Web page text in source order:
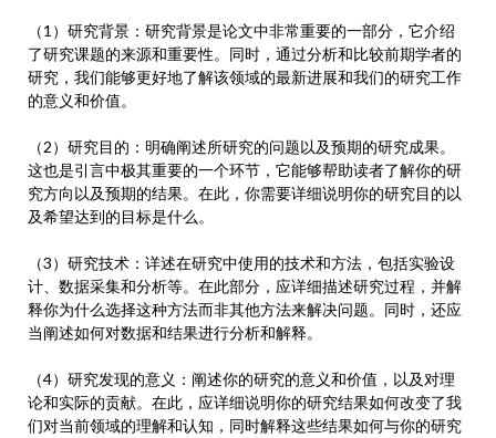
（1）研究背景：研究背景是论文中非常重要的一部分，它介绍
了研究课题的来源和重要性。同时，通过分析和比较前期学者的
研究，我们能够更好地了解该领域的最新进展和我们的研究工作
的意义和价值。
（2）研究目的：明确阐述所研究的问题以及预期的研究成果。
这也是引言中极其重要的一个环节，它能够帮助读者了解你的研
究方向以及预期的结果。在此，你需要详细说明你的研究目的以
及希望达到的目标是什么。
（3）研究技术：详述在研究中使用的技术和方法，包括实验设
计、数据采集和分析等。在此部分，应详细描述研究过程，并解
释你为什么选择这种方法而非其他方法来解决问题。同时，还应
当阐述如何对数据和结果进行分析和解释。
（4）研究发现的意义：阐述你的研究的意义和价值，以及对理
论和实际的贡献。在此，应详细说明你的研究结果如何改变了我
们对当前领域的理解和认知，同时解释这些结果如何与你的研究